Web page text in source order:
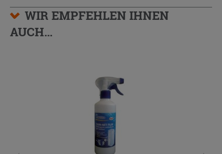
WIR EMPFEHLEN IHNEN
AUCH…